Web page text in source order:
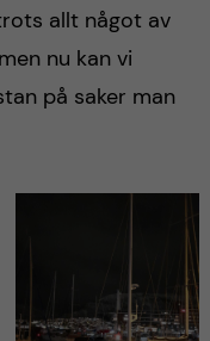
allt något av
nu kan vi
på saker man